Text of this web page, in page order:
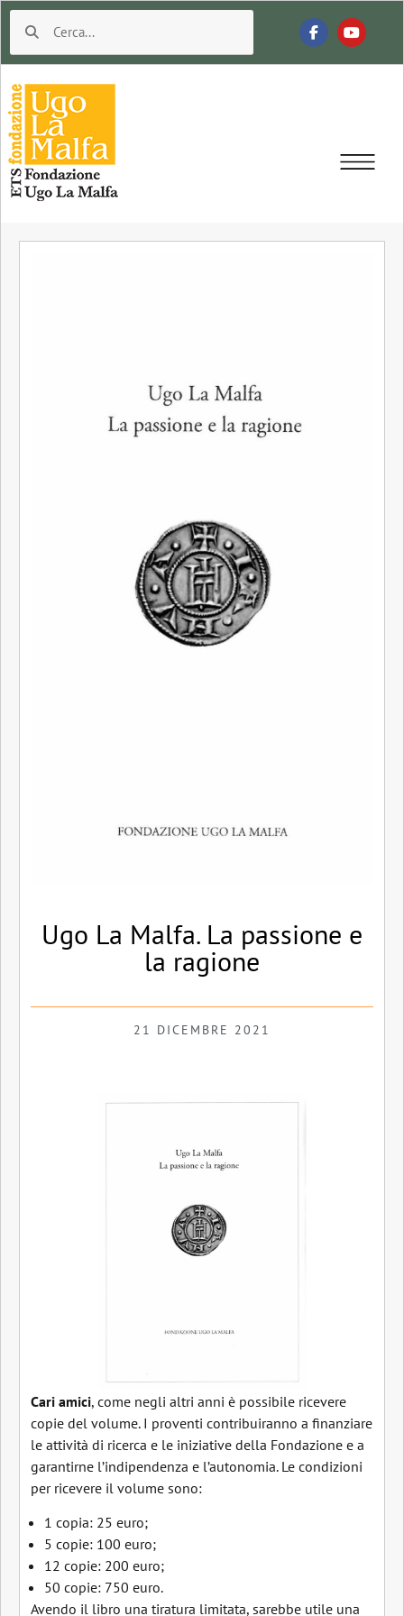
Ugo La Malfa. La passione e
la ragione
21 DICEMBRE 2021
Cari amici, come negli altri anni è possibile ricevere
copie del volume. I proventi contribuiranno a finanziare
le attività di ricerca e le iniziative della Fondazione e a
garantirne l’indipendenza e l’autonomia. Le condizioni
per ricevere il volume sono:
1 copia: 25 euro;
5 copie: 100 euro;
12 copie: 200 euro;
50 copie: 750 euro.
Avendo il libro una tiratura limitata, sarebbe utile una